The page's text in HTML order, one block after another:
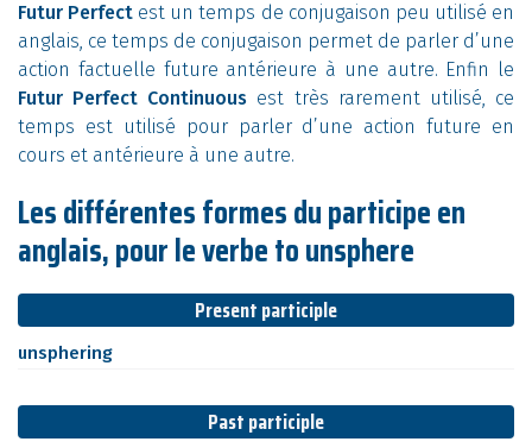
Futur Perfect est un temps de conjugaison peu utilisé en
anglais, ce temps de conjugaison permet de parler d’une
action factuelle future antérieure à une autre. Enfin le
Futur Perfect Continuous est très rarement utilisé, ce
temps est utilisé pour parler d’une action future en
cours et antérieure à une autre.
Les différentes formes du participe en
anglais, pour le verbe to unsphere
Present participle
unsphering
Past participle